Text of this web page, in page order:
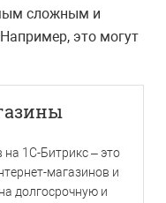
сложным и
это могут
1С-Битрикс – это
магазинов и
долгосрочную и